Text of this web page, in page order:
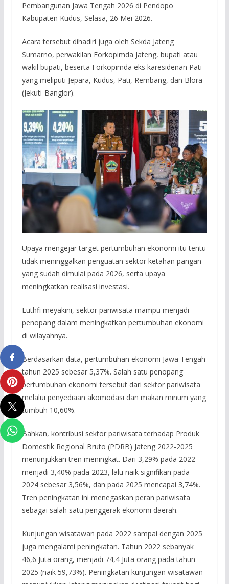
Pembangunan Jawa Tengah 2026 di Pendopo
Kabupaten Kudus, Selasa, 26 Mei 2026.
Acara tersebut dihadiri juga oleh Sekda Jateng
Sumarno, perwakilan Forkopimda Jateng, bupati atau
wakil bupati, beserta Forkopimda eks karesidenan Pati
yang meliputi Jepara, Kudus, Pati, Rembang, dan Blora
(Jekuti-Banglor).
Upaya mengejar target pertumbuhan ekonomi itu tentu
tidak meninggalkan penguatan sektor ketahan pangan
yang sudah dimulai pada 2026, serta upaya
meningkatkan realisasi investasi.
Luthfi meyakini, sektor pariwisata mampu menjadi
penopang dalam meningkatkan pertumbuhan ekonomi
di wilayahnya.
Berdasarkan data, pertumbuhan ekonomi Jawa Tengah
tahun 2025 sebesar 5,37%. Salah satu penopang
pertumbuhan ekonomi tersebut dari sektor pariwisata
melalui penyediaan akomodasi dan makan minum yang
tumbuh 10,60%.
Bahkan, kontribusi sektor pariwisata terhadap Produk
Domestik Regional Bruto (PDRB) Jateng 2022-2025
menunjukkan tren meningkat. Dari 3,29% pada 2022
menjadi 3,40% pada 2023, lalu naik signifikan pada
2024 sebesar 3,56%, dan pada 2025 mencapai 3,74%.
Tren peningkatan ini menegaskan peran pariwisata
sebagai salah satu penggerak ekonomi daerah.
Kunjungan wisatawan pada 2022 sampai dengan 2025
juga mengalami peningkatan. Tahun 2022 sebanyak
46,6 Juta orang, menjadi 74,4 Juta orang pada tahun
2025 (naik 59,73%). Peningkatan kunjungan wisatawan